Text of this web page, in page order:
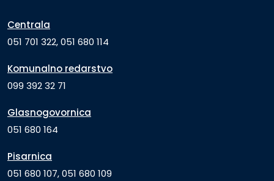
Centrala
051 701 322, 051 680 114
Komunalno redarstvo
099 392 32 71
Glasnogovornica
051 680 164
Pisarnica
051 680 107, 051 680 109